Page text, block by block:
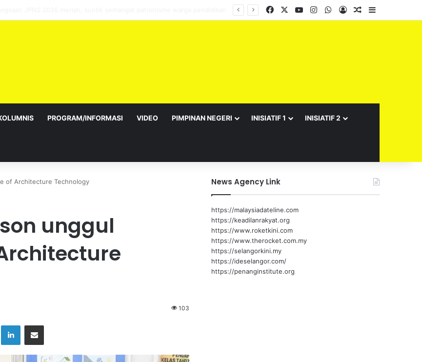
Facebook YouTubeInstagramWhatsApp
Log InRandom Article
PROGRAM/INFORMASI VIDEO PIMPINAN NEGERI INISIATIF 1 INISIATIF 2
of Architecture Technology
unggul
103
News Agency Link
https://malaysiadateline.com
https://keadilanrakyat.org
https://www.roketkini.com
https://www.therocket.com.my
https://selangorkini.my
https://ideselangor.com/
https://penanginstitute.org